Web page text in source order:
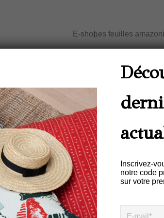
E-shopLes feuilles
Accessoires -
Pochette
Motif
FOLHA
25,00
Inscrivez-
notre code
sur votre